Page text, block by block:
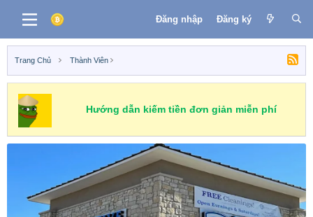
Đăng nhập Đăng ký
Trang Chủ Thành Viên
Hướng dẫn kiếm tiền đơn giản miễn phí